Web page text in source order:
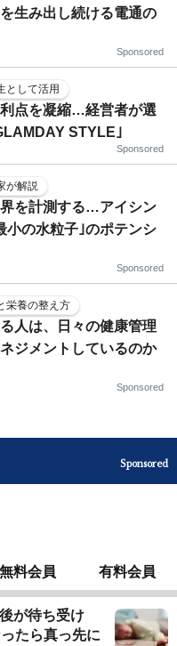
生み出し続ける電通の
Sponsored
として活用
点を凝縮…経営者が選
STYLE｣
Sponsored
が解説
界を計測する…アイシン
小の水粒子｣のポテンシ
Sponsored
栄養の整え方
人は、日々の健康管理
ジメントしているのか
Sponsored
Sponsored
無料会員 有料会員
が待ち受け
たら真っ先に